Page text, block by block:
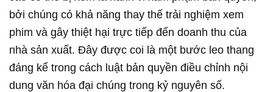
bởi chúng có khả năng thay thế trải nghiệm xem
phim và gây thiệt hại trực tiếp đến doanh thu của
nhà sản xuất. Đây được coi là một bước leo thang
đáng kể trong cách luật bản quyền điều chỉnh nội
dung văn hóa đại chúng trong kỷ nguyên số.